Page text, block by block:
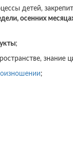
детей,
осенних
;
знание
;